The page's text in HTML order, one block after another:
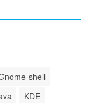
shell
KDE